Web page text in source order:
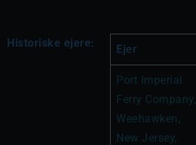
Historiske ejere: Ejer
Port Imperial
Ferry Company,
Weehawken,
New Jersey,